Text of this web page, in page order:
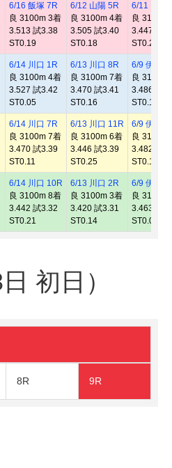
6/16 飯塚 7R
良 3100m 3着
3.513 試3.38
ST0.19
6/12 山陽 5R
良 3100m 4着
3.505 試3.40
ST0.18
6/11 山陽
良 3100m
3.447 試
ST0.21
6/14 川口 1R
良 3100m 4着
3.527 試3.42
ST0.05
6/13 川口 8R
良 3100m 7着
3.470 試3.41
ST0.16
6/9 伊勢
良 3100m
3.486 試
ST0.11
6/14 川口 7R
良 3100m 7着
3.470 試3.39
ST0.11
6/13 川口 11R
良 3100m 6着
3.446 試3.39
ST0.25
6/9 伊勢
良 3100m
3.482 試
ST0.10
6/14 川口 10R
良 3100m 8着
3.442 試3.32
ST0.21
6/13 川口 2R
良 3100m 3着
3.420 試3.31
ST0.14
6/9 伊勢
良 3100m
3.463 試
ST0.05
初日）
8R 9R